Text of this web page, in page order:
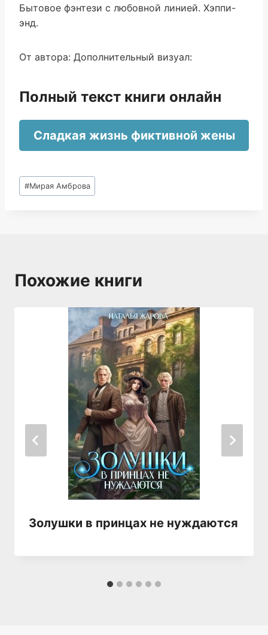
Бытовое фэнтези с любовной линией. Хэппи-
энд.
От автора: Дополнительный визуал:
Полный текст книги онлайн
Сладкая жизнь фиктивной жены
Метки
записи:
#Мирая Амброва
Похожие книги
Золушки в принцах не нуждаются